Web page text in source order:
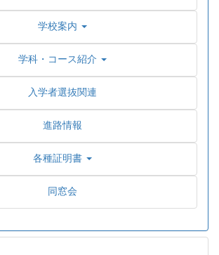
学校案内
学科・コース紹介
入学者選抜関連
進路情報
各種証明書
同窓会